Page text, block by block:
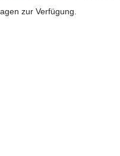
zur Verfügung.